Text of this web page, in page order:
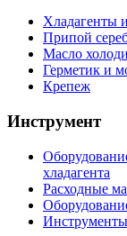
Хладагенты
Припой
Масло
Герметик и
Крепеж
Инструмент
хладагента
Расходные